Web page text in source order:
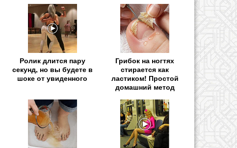
Ролик длится пару
секунд, но вы будете в
шоке от увиденного
Грибок на ногтях
стирается как
ластиком! Простой
домашний метод